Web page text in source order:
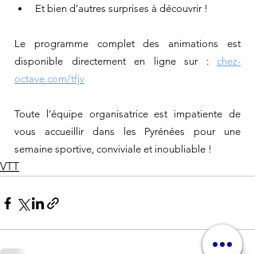
Et bien d’autres surprises à découvrir !
Le programme complet des animations est
disponible directement en ligne sur : chez-
octave.com/tfjv
Toute l’équipe organisatrice est impatiente de
vous accueillir dans les Pyrénées pour une
semaine sportive, conviviale et inoubliable !
VTT